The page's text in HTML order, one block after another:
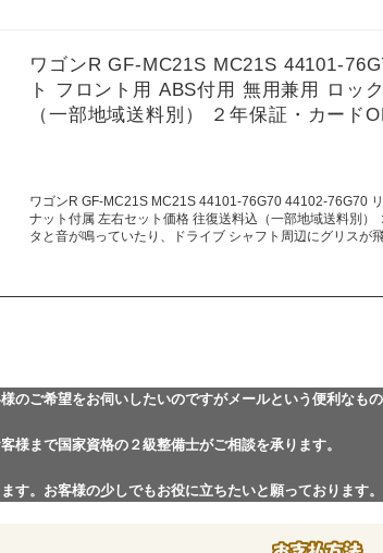
ワゴンR GF-MC21S MC21S 44101-
ト フロント用 ABS付用 無用兼用 ロッ
（一部地域送料別） ２年保証・カード
ワゴンR GF-MC21S MC21S 44101-76G70 44102-76G70
ナット付属 左右セット価格 往復送料込（一部地域送料別
タと音が鳴っていたり、ドライブ シャフト周辺にグリスが
のご希望をお伺いしたいのですがメールという便利なも
様まで国家資格の２級整備士がご相談を承ります。
す。お客様の少しでもお役に立ちたいと願っております。